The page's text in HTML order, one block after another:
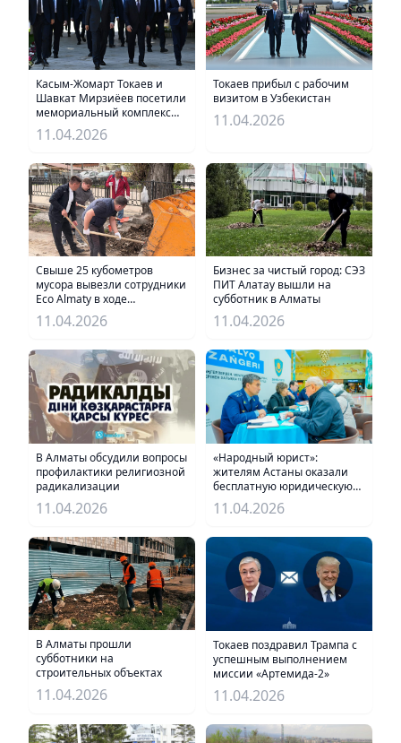
Касым-Жомарт Токаев и
Шавкат Мирзиёев посетили
мемориальный комплекс
Бахауддина Накшбанди
11.04.2026
Токаев прибыл с рабочим
визитом в Узбекистан
11.04.2026
Свыше 25 кубометров
мусора вывезли сотрудники
Eco Almaty в ходе
субботника
11.04.2026
Бизнес за чистый город: СЭЗ
ПИТ Алатау вышли на
субботник в Алматы
11.04.2026
В Алматы обсудили вопросы
профилактики религиозной
радикализации
11.04.2026
«Народный юрист»:
жителям Астаны оказали
бесплатную юридическую
помощь
11.04.2026
В Алматы прошли
субботники на
строительных объектах
11.04.2026
Токаев поздравил Трампа с
успешным выполнением
миссии «Артемида-2»
11.04.2026